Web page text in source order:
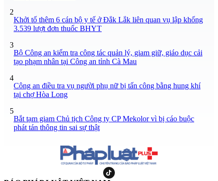
2
Khởi tố thêm 6 cán bộ y tế ở Đắk Lắk liên quan vụ lập khống
3.539 lượt đơn thuốc BHYT
3
Bộ Công an kiểm tra công tác quản lý, giam giữ, giáo dục cải
tạo phạm nhân tại Công an tỉnh Cà Mau
4
Công an điều tra vụ người phụ nữ bị tấn công bằng hung khí
tại chợ Hòa Long
5
Bắt tạm giam Chủ tịch Công ty CP Mekolor vì bị cáo buộc
phát tán thông tin sai sự thật